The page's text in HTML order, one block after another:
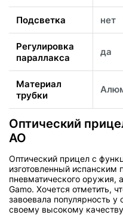
Подсветка нет
Регулировка
параллакса
да
Материал
трубки
Оптический
AO
Оптический прицел с
изготовленный испанским
пневматического оружия,
Gamo. Хочется отметить,
завоевала популярность у
своему высокому